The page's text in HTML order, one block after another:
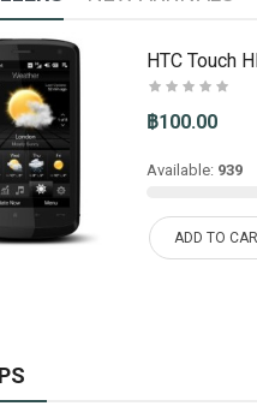
HTC Touch
฿100.00
Available: 939
ADD TO